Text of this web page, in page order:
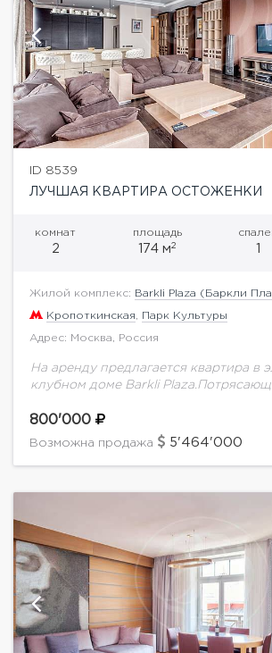
ID 8539
ЛУЧШАЯ КВАРТИРА ОСТОЖЕНКИ
комнат
2
площадь
174 м2 1
Жилой комплекс: Barkli Plaza (Баркли
Кропоткинская Парк Культуры
Адрес: Москва, Россия
На аренду предлагается квартира в
клубном доме Barkli
функциональная планировка.
совмещена с кухней, мастер-спальня
800'000
Возможна продажа 5'464'000